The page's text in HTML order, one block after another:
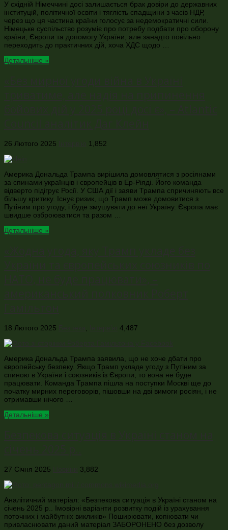
У східній Німеччині досі залишається брак довіри до державних
інституцій, політичної освіти і тяглість спадщини з часів НДР,
через що ця частина країни голосує за недемократичні сили.
Німецьке суспільство розуміє про потребу подбати про оборону
країни, Європи та допомогу України, але занадто повільно
переходить до практичних дій, хоча ХДС щодо …
Детальніше »
26 Лютого 2025 1,852
Америка Дональда Трампа вирішила домовлятися з росіянами
за спинами українців і європейців в Ер-Ріяді. Його команда
відверто підігрує Росії. У США дії і заяви Трампа спричиняють все
більшу критику. Існує ризик, що Трамп може домовитися з
Путіним про угоду, і буде змушувати до неї Україну. Європа має
швидше озброюватися та разом …
Детальніше »
18 Лютого 2025 4,487
Америка Дональда Трампа заявила, що не хоче дбати про
європейську безпеку. Якщо Трамп укладе угоду з Путіним за
спиною в України і союзників із Європи, то вона не буде
працювати. Команда Трампа пішла на поступки Москві ще до
початку мирних переговорів, пішовши на дві вимоги росіян, і не
отримавши нічого …
Детальніше »
27 Січня 2025 3,882
Аналітичний матеріал: «Безпекова ситуація в Україні станом на
січень 2025 р.. Імовірні варіанти розвитку подій із урахування
поточних і майбутніх викликів» Поширювати, копіювати чи
привласнювати даний матеріал ЗАБОРОНЕНО без дозволу